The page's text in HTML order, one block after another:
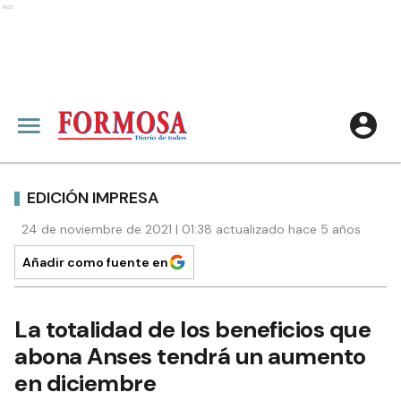
Ads
EDICIÓN IMPRESA
24 de noviembre de 2021 | 01:38 actualizado hace 5 años
Añadir como fuente en
La totalidad de los beneficios que
abona Anses tendrá un aumento
en diciembre